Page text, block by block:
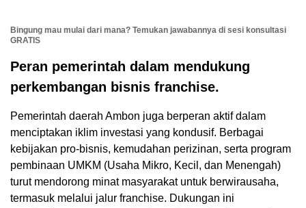
Bingung mau mulai dari mana? Temukan jawabannya di sesi konsultasi
GRATIS
Peran pemerintah dalam mendukung
perkembangan bisnis franchise.
Pemerintah daerah Ambon juga berperan aktif dalam
menciptakan iklim investasi yang kondusif. Berbagai
kebijakan pro-bisnis, kemudahan perizinan, serta program
pembinaan UMKM (Usaha Mikro, Kecil, dan Menengah)
turut mendorong minat masyarakat untuk berwirausaha,
termasuk melalui jalur franchise. Dukungan ini